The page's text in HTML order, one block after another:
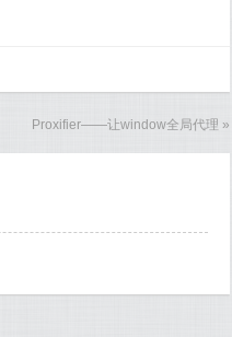
Proxifier——让window全局代理 »